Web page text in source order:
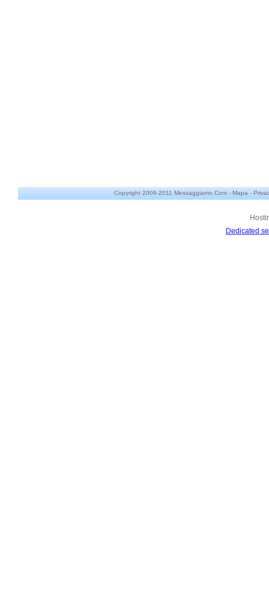
Copyright 2006-2011 Messaggiamo.Com - Mapa -
Dedicated